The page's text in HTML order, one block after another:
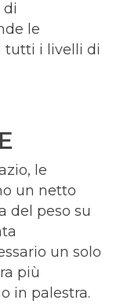
di
le
tutti i livelli di
le
un netto
del peso su
un solo
più
in palestra.